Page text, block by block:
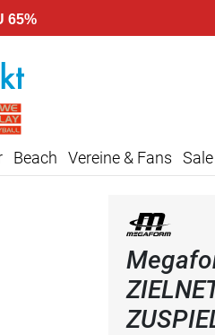
65%
Beach Vereine & Fans Sale